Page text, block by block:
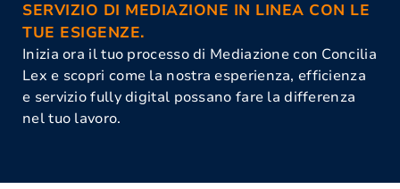
SERVIZIO DI MEDIAZIONE IN LINEA CON LE
TUE ESIGENZE.
Inizia ora il tuo processo di Mediazione con Concilia
Lex e scopri come la nostra esperienza, efficienza
e servizio fully digital possano fare la differenza
nel tuo lavoro.